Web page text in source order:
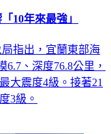
10年來最強」
指出，宜蘭東部海
、深度76.8公里，
大震度4級。接著21
3級。